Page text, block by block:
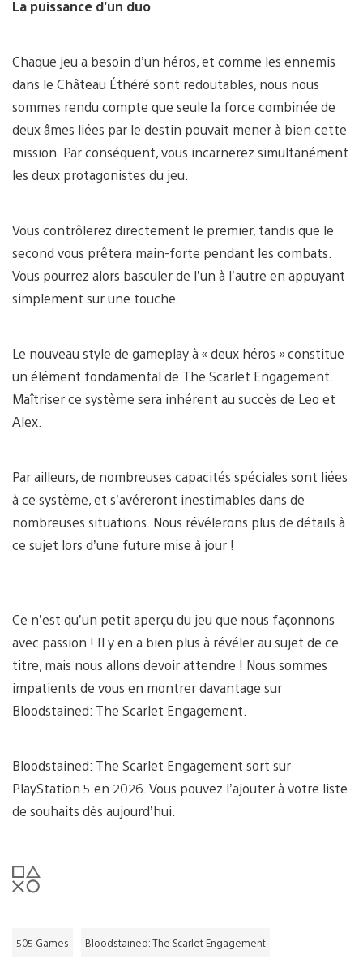
La puissance d’un duo
Chaque jeu a besoin d’un héros, et comme les ennemis
dans le Château Éthéré sont redoutables, nous nous
sommes rendu compte que seule la force combinée de
deux âmes liées par le destin pouvait mener à bien cette
mission. Par conséquent, vous incarnerez simultanément
les deux protagonistes du jeu.
Vous contrôlerez directement le premier, tandis que le
second vous prêtera main-forte pendant les combats.
Vous pourrez alors basculer de l’un à l’autre en appuyant
simplement sur une touche.
Le nouveau style de gameplay à « deux héros » constitue
un élément fondamental de The Scarlet Engagement.
Maîtriser ce système sera inhérent au succès de Leo et
Alex.
Par ailleurs, de nombreuses capacités spéciales sont liées
à ce système, et s’avéreront inestimables dans de
nombreuses situations. Nous révélerons plus de détails à
ce sujet lors d’une future mise à jour !
Ce n’est qu’un petit aperçu du jeu que nous façonnons
avec passion ! Il y en a bien plus à révéler au sujet de ce
titre, mais nous allons devoir attendre ! Nous sommes
impatients de vous en montrer davantage sur
Bloodstained: The Scarlet Engagement.
Bloodstained: The Scarlet Engagement sort sur
PlayStation 5 en 2026. Vous pouvez l’ajouter à votre liste
de souhaits dès aujourd’hui.
505 Games Bloodstained: The Scarlet Engagement